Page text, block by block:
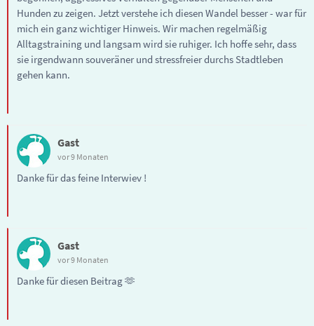
Hunden zu zeigen. Jetzt verstehe ich diesen Wandel besser - war für
mich ein ganz wichtiger Hinweis. Wir machen regelmäßig
Alltagstraining und langsam wird sie ruhiger. Ich hoffe sehr, dass
sie irgendwann souveräner und stressfreier durchs Stadtleben
gehen kann.
Gast
vor 9 Monaten
Danke für das feine Interwiev !
Gast
vor 9 Monaten
Danke für diesen Beitrag 🫶